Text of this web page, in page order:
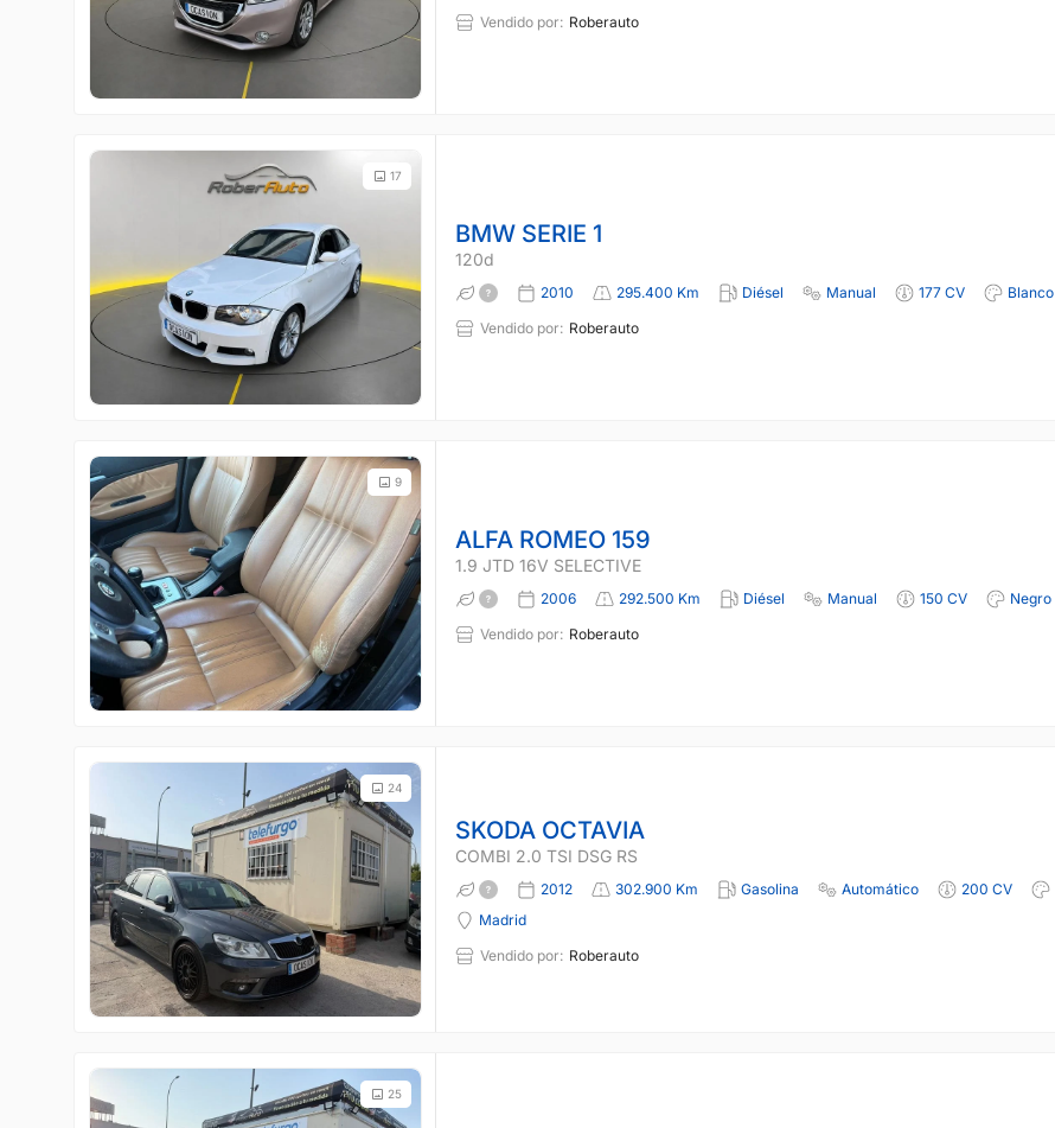
Vendido por: Roberauto
17
BMW SERIE 1
120d
2010 295.400 Km Diésel Manual 177 CV Blanco
Vendido por: Roberauto
9
ALFA ROMEO 159
1.9 JTD 16V SELECTIVE
2006 292.500 Km Diésel Manual 150 CV Negro
Vendido por: Roberauto
24
SKODA OCTAVIA
COMBI 2.0 TSI DSG RS
2012 302.900 Km Gasolina Automático 200 CV
Madrid
Vendido por: Roberauto
25